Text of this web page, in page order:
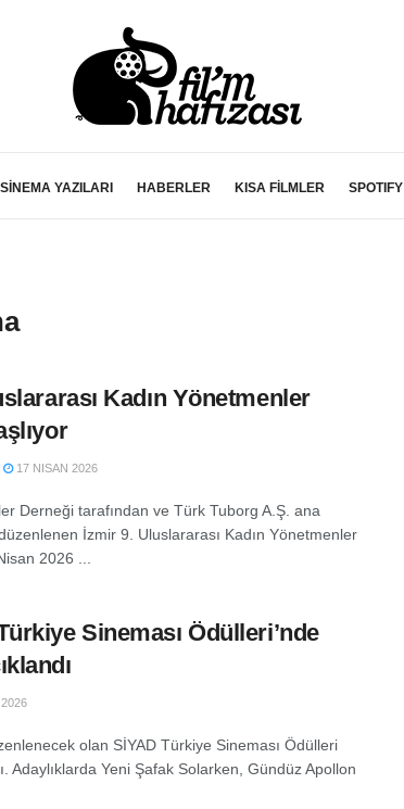
SİNEMA YAZILARI HABERLER KISA FİLMLER SPOTIFY
Kadın Yönetmenler
17 NISAN 2026
Derneği tarafından ve Türk Tuborg A.Ş. ana
İzmir 9. Uluslararası Kadın Yönetmenler
2026 ...
Sineması Ödülleri’nde
olan SİYAD Türkiye Sineması Ödülleri
Adaylıklarda Yeni Şafak Solarken, Gündüz Apollon